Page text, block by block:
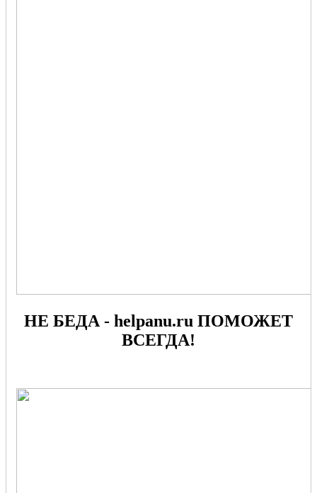
НЕ БЕДА - helpanu.ru ПОМОЖЕТ
ВСЕГДА!